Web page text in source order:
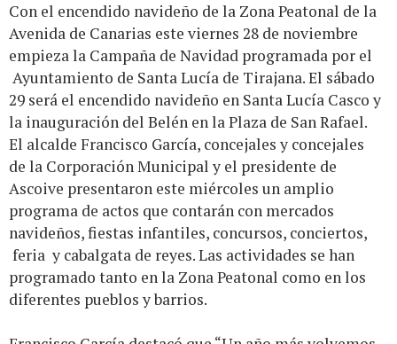
Con el encendido navideño de la Zona Peatonal de la
Avenida de Canarias este viernes 28 de noviembre
empieza la Campaña de Navidad programada por el
Ayuntamiento de Santa Lucía de Tirajana. El sábado
29 será el encendido navideño en Santa Lucía Casco y
la inauguración del Belén en la Plaza de San Rafael.
El alcalde Francisco García, concejales y concejales
de la Corporación Municipal y el presidente de
Ascoive presentaron este miércoles un amplio
programa de actos que contarán con mercados
navideños, fiestas infantiles, concursos, conciertos,
feria y cabalgata de reyes. Las actividades se han
programado tanto en la Zona Peatonal como en los
diferentes pueblos y barrios.